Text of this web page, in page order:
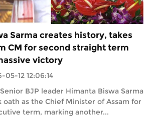
Sarma creates history, takes
CM for second straight term
victory
05-12 12:06:14
BJP leader Himanta Biswa Sarma
oath as the Chief Minister of Assam for
term, marking another...